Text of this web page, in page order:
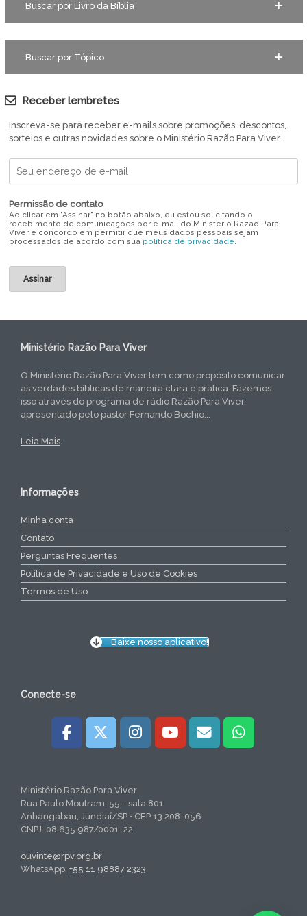
Buscar por Livro da Bíblia
Buscar por Tópico
Receber lembretes
Inscreva-se para receber e-mails sobre promoções, descontos,
sorteios e outras novidades sobre o Ministério Razão Para Viver.
Permissão de contato
Ao clicar em "Assinar" no botão abaixo, eu estou solicitando o
recebimento de comunicações por e-mail do Ministério Razão Para
Viver e concordo em permitir que meus dados pessoais sejam
processados de acordo com sua política de privacidade.
Ministério Razão Para Viver
O Ministério Razão Para Viver tem como propósito comunicar
as verdades bíblicas de maneira clara e prática. Fazemos
isso através do programa de rádio Razão Para Viver,
apresentado pelo pastor Fernando Bochio...
Leia Mais
Informações
Minha conta
Contato
Perguntas Frequentes
Política de Privacidade e Uso de Cookies
Termos de Uso
Baixe nosso aplicativo!
Conecte-se
Ministério Razão Para Viver
Rua Paulo Moutram, 55 - sala 801
Anhangabau, Jundiaí/SP • CEP 13.208-056
CNPJ: 08.635.987/0001-22
ouvinte@rpv.org.br
WhatsApp: +55 11 98887 2323